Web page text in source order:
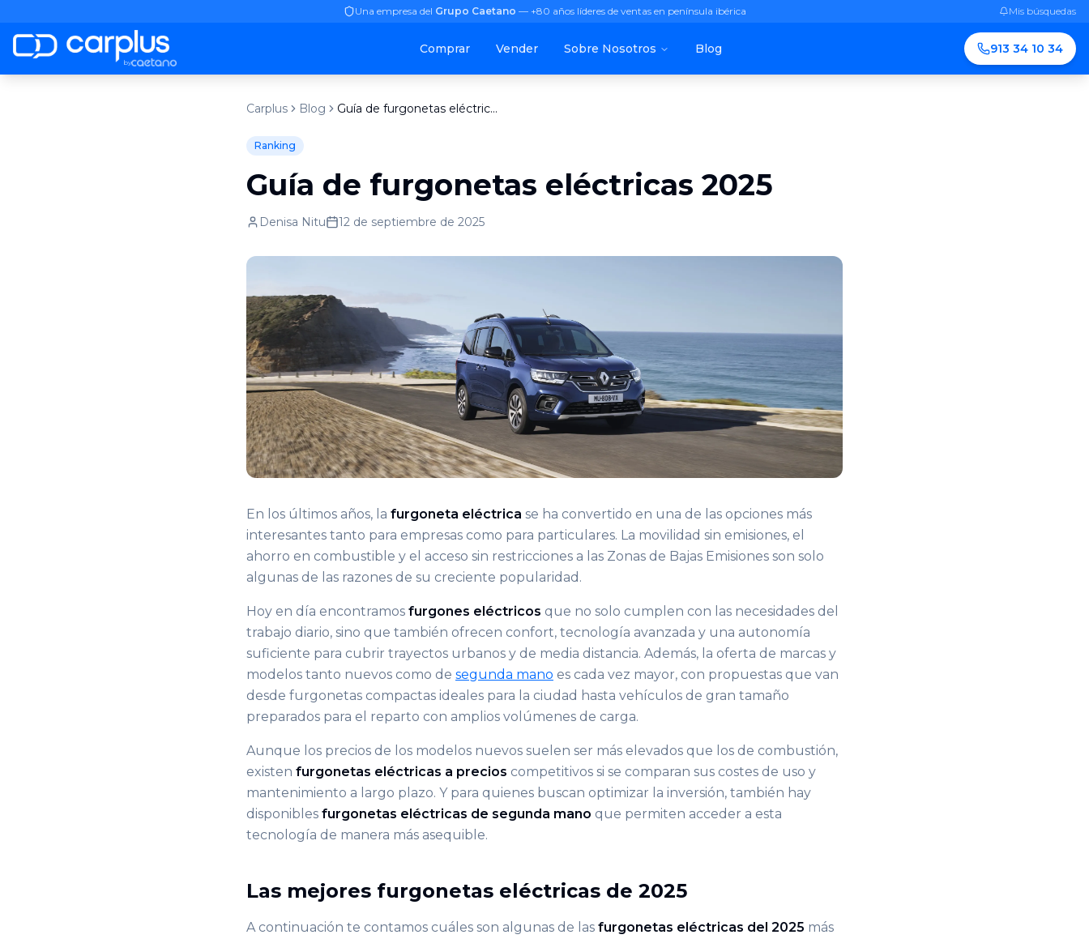
Una empresa del Grupo Caetano — +80 años líderes de ventas en península ibérica Mis búsquedas
by
Comprar Vender Sobre Nosotros Blog 913 34 10 34
Carplus Blog Guía de furgonetas eléctricas 2025
Ranking
Guía de furgonetas eléctricas 2025
Denisa Nitu 12 de septiembre de 2025
En los últimos años, la furgoneta eléctrica se ha convertido en una de las opciones más
interesantes tanto para empresas como para particulares. La movilidad sin emisiones, el
ahorro en combustible y el acceso sin restricciones a las Zonas de Bajas Emisiones son solo
algunas de las razones de su creciente popularidad.
Hoy en día encontramos furgones eléctricos que no solo cumplen con las necesidades del
trabajo diario, sino que también ofrecen confort, tecnología avanzada y una autonomía
suficiente para cubrir trayectos urbanos y de media distancia. Además, la oferta de marcas y
modelos tanto nuevos como de segunda mano es cada vez mayor, con propuestas que van
desde furgonetas compactas ideales para la ciudad hasta vehículos de gran tamaño
preparados para el reparto con amplios volúmenes de carga.
Aunque los precios de los modelos nuevos suelen ser más elevados que los de combustión,
existen furgonetas eléctricas a precios competitivos si se comparan sus costes de uso y
mantenimiento a largo plazo. Y para quienes buscan optimizar la inversión, también hay
disponibles furgonetas eléctricas de segunda mano que permiten acceder a esta
tecnología de manera más asequible.
Las mejores furgonetas eléctricas de 2025
A continuación te contamos cuáles son algunas de las furgonetas eléctricas del 2025 más